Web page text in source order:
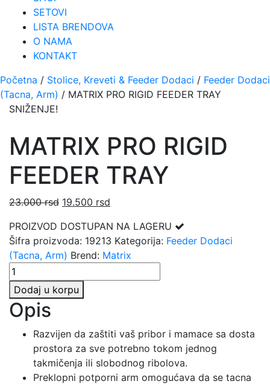
SETOVI
LISTA BRENDOVA
O NAMA
KONTAKT
Početna / Stolice, Kreveti & Feeder Dodaci / Feeder Dodaci
(Tacna, Arm) / MATRIX PRO RIGID FEEDER TRAY
SNIŽENJE!
MATRIX PRO RIGID
FEEDER TRAY
23.000rsd Originalna
je
bila:
23.000 rsd.
19.500 rsd
je:
19.500 rsd.
PROIZVOD DOSTUPAN NA LAGERU
Šifra proizvoda: 19213 Kategorija: Feeder Dodaci
(Tacna, Arm) Brend: Matrix
MATRIX
PRO
RIGID
FEEDER
količina
Dodaj u korpu
Opis
Razvijen da zaštiti vaš pribor i mamace sa dosta
prostora za sve potrebno tokom jednog
takmičenja ili slobodnog ribolova.
Preklopni potporni arm omogućava da se tacna